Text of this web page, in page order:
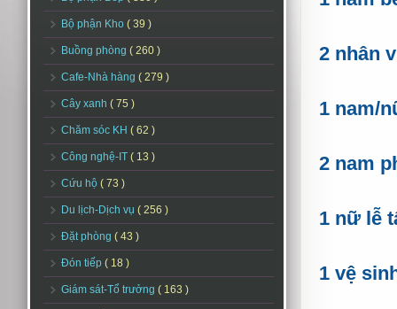
Bộ phận Kho ( 39 )
Buồng phòng ( 260 )
Cafe-Nhà hàng ( 279 )
Cây xanh ( 75 )
Chăm sóc KH ( 62 )
Công nghệ-IT ( 13 )
Cứu hộ ( 73 )
Du lịch-Dịch vụ ( 256 )
Đặt phòng ( 43 )
Đón tiếp ( 18 )
Giám sát-Tổ trưởng ( 163 )
2 nhân
1 nam/
2 nam
1 nữ lễ
1 vệ